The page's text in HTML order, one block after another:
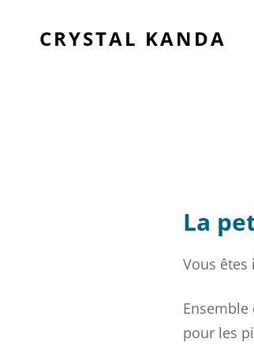
CRYSTAL KANDA
La
Vous êtes
Ensemble
pour les